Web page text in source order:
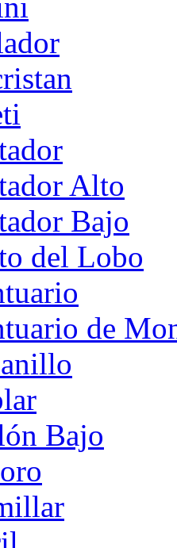
Alto
Bajo
del Lobo
de
Bajo